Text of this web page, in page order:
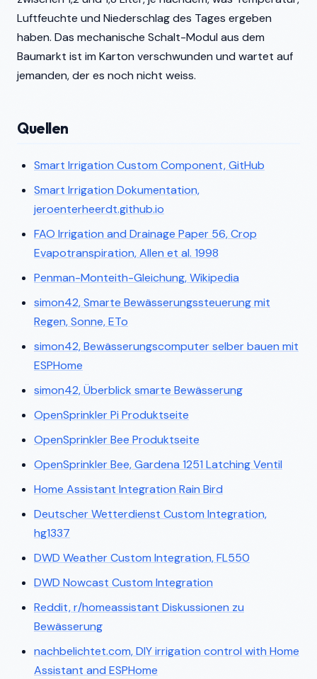
Luftfeuchte und Niederschlag des Tages ergeben
haben. Das mechanische Schalt-Modul aus dem
Baumarkt ist im Karton verschwunden und wartet auf
jemanden, der es noch nicht weiss.
Quellen
Smart Irrigation Custom Component, GitHub
Smart Irrigation Dokumentation,
jeroenterheerdt.github.io
FAO Irrigation and Drainage Paper 56, Crop
Evapotranspiration, Allen et al. 1998
Penman-Monteith-Gleichung, Wikipedia
simon42, Smarte Bewässerungssteuerung mit
Regen, Sonne, ETo
simon42, Bewässerungscomputer selber bauen mit
ESPHome
simon42, Überblick smarte Bewässerung
OpenSprinkler Pi Produktseite
OpenSprinkler Bee Produktseite
OpenSprinkler Bee, Gardena 1251 Latching Ventil
Home Assistant Integration Rain Bird
Deutscher Wetterdienst Custom Integration,
hg1337
DWD Weather Custom Integration, FL550
DWD Nowcast Custom Integration
Reddit, r/homeassistant Diskussionen zu
Bewässerung
nachbelichtet.com, DIY irrigation control with Home
Assistant and ESPHome